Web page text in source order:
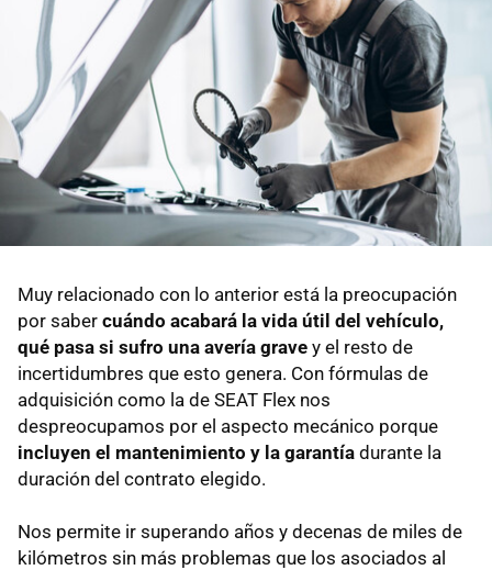
Muy relacionado con lo anterior está la preocupación
por saber cuándo acabará la vida útil del vehículo,
qué pasa si sufro una avería grave y el resto de
incertidumbres que esto genera. Con fórmulas de
adquisición como la de SEAT Flex nos
despreocupamos por el aspecto mecánico porque
incluyen el mantenimiento y la garantía durante la
duración del contrato elegido.
Nos permite ir superando años y decenas de miles de
kilómetros sin más problemas que los asociados al